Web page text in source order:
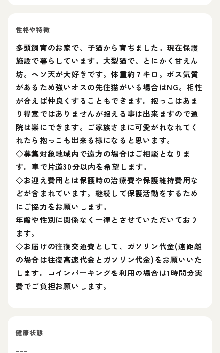
性格や特徴
多頭飼育のお家で、子猫から育ちました。現在保護
施設で暮らしています。大型猫で、とにかく甘えん
坊。ヘソ天が大好きです。体重約７キロ。ボス気質
があるため強いオスの先住猫がいる場合はNG。相性
が合えば仲良くすることもできます。抱っこはあま
り得意ではありませんが抱える事は出来ますので通
院は楽にできます。ご家族さまに可愛がれなれてく
れたら抱っこも出来る様になると思います。
◇募集対象地域内で遠方の場合はご相談となりま
す。車で片道30分以内を希望します。
◇お迎え費用とは保護時の治療費や保護維持費用な
どが含まれています。継続して保護活動をするため
にご協力をお願いします。
年齢や性別に関係なく一律とさせていただいており
ます。
◇お届けの往復交通費として、ガソリン代金(遠距離
の場合は往復高速代金とガソリン代金)をお願いいた
します。コインパーキングを利用の場合は1時間分実
費でご負担お願いします。
健康状態
---